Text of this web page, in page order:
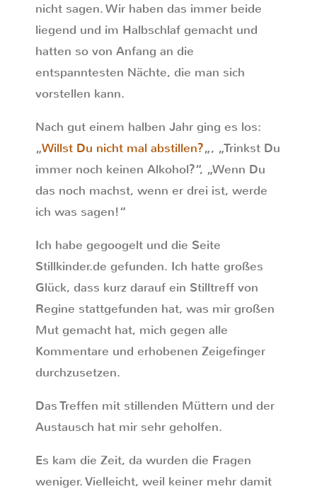
nicht sagen. Wir haben das immer beide
liegend und im Halbschlaf gemacht und
hatten so von Anfang an die
entspanntesten Nächte, die man sich
vorstellen kann.
Nach gut einem halben Jahr ging es los:
„Willst Du nicht mal abstillen?„, „Trinkst Du
immer noch keinen Alkohol?“, „Wenn Du
das noch machst, wenn er drei ist, werde
ich was sagen!“
Ich habe gegoogelt und die Seite
Stillkinder.de gefunden. Ich hatte großes
Glück, dass kurz darauf ein Stilltreff von
Regine stattgefunden hat, was mir großen
Mut gemacht hat, mich gegen alle
Kommentare und erhobenen Zeigefinger
durchzusetzen.
Das Treffen mit stillenden Müttern und der
Austausch hat mir sehr geholfen.
Es kam die Zeit, da wurden die Fragen
weniger. Vielleicht, weil keiner mehr damit